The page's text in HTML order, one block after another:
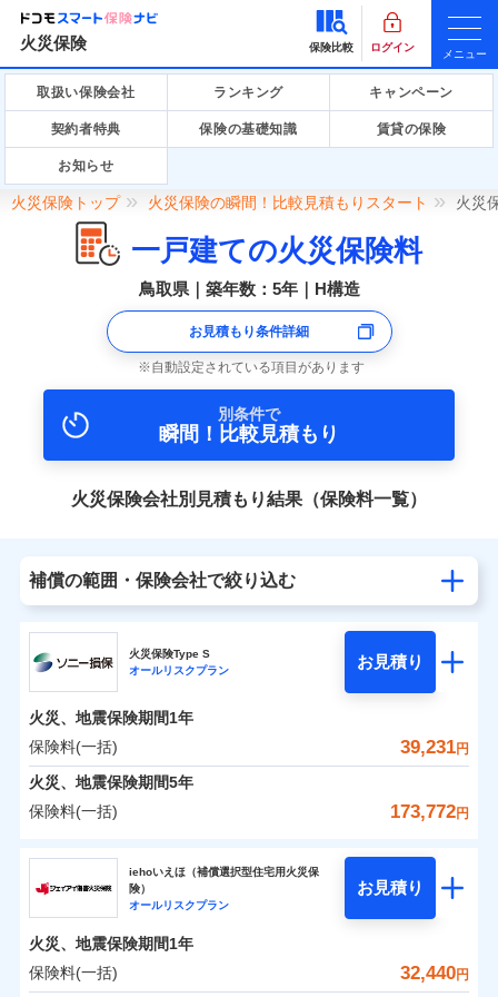
火災保険 保険比較 ログイン
メニュー
取扱い保険会社 ランキング キャンペーン
契約者特典 保険の基礎知識 賃貸の保険
お知らせ
火災保険トップ 火災保険の瞬間！比較見積もりスタート 火災
一戸建ての火災保険料
鳥取県｜築年数：5年｜H構造
お見積もり条件詳細
自動設定されている項目があります
別条件で
瞬間！比較見積もり
火災保険会社別見積もり結果（保険料一覧）
補償の範囲・保険会社で絞り込む
火災保険Type S
オールリスクプラン
お見積り
火災、地震保険期間1年
保険料(一括)
39,231円
火災、地震保険期間5年
保険料(一括)
173,772円
ソニー損害保険株式会社
ソニー損害保険株式会社のおすすめポイント
POINT01 保険料（一括）内訳
iehoいえほ（補償選択型住宅用火災保
険）
オールリスクプラン
お見積り
火災、地震保険期間1年
保険料(一括)
32,440円